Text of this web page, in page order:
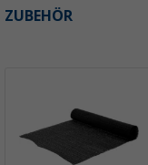
ZUBEHÖR